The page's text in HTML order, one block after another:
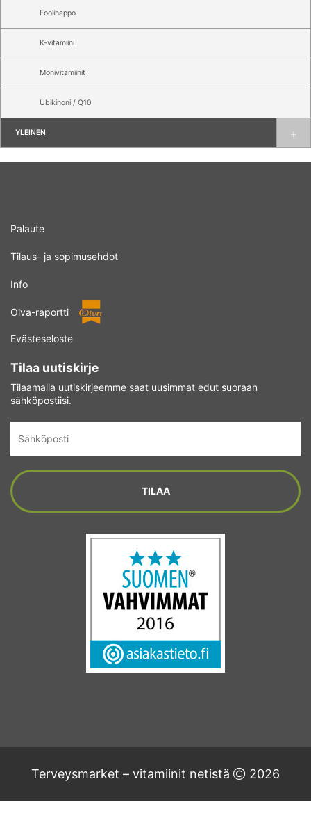
Foolihappo
K-vitamiini
Monivitamiinit
Ubikinoni / Q10
YLEINEN
Palaute
Tilaus- ja sopimusehdot
Info
Oiva-raportti
Evästeseloste
Tilaa uutiskirje
Tilaamalla uutiskirjeemme saat uusimmat edut suoraan
sähköpostiisi.
Terveysmarket – vitamiinit netistä 2026